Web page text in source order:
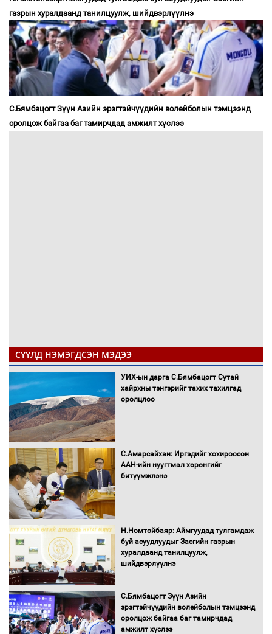
газрын хуралдаанд танилцуулж, шийдвэрлүүлнэ
С.Бямбацогт Зүүн Азийн эрэгтэйчүүдийн волейболын тэмцээнд
оролцож байгаа баг тамирчдад амжилт хүслээ
СҮҮЛД НЭМЭГДСЭН МЭДЭЭ
УИХ-ын дарга С.Бямбацогт Сутай
хайрхны тэнгэрийг тахих тахилгад
оролцлоо
С.Амарсайхан: Иргэдийг хохироосон
ААН-ийн нуугтмал хөрөнгийг
битүүмжлэнэ
Н.Номтойбаяр: Аймгуудад тулгамдаж
буй асуудлуудыг Засгийн газрын
хуралдаанд танилцуулж,
шийдвэрлүүлнэ
С.Бямбацогт Зүүн Азийн
эрэгтэйчүүдийн волейболын тэмцээнд
оролцож байгаа баг тамирчдад
амжилт хүслээ